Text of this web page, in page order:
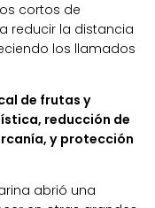
cortos de
reducir la distancia
los llamados
de frutas y
reducción de
y protección
abrió una